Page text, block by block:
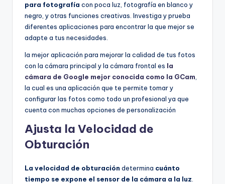
para fotografía con poca luz, fotografía en blanco y
negro, y otras funciones creativas. Investiga y prueba
diferentes aplicaciones para encontrar la que mejor se
adapte a tus necesidades.
la mejor aplicación para mejorar la calidad de tus fotos
con la cámara principal y la cámara frontal es la
cámara de Google mejor conocida como la GCam
la cual es una aplicación que te permite tomar y
configurar las fotos como todo un profesional ya que
cuenta con muchas opciones de personalización
Ajusta la Velocidad de
Obturación
La velocidad de obturación determina cuánto
tiempo se expone el sensor de la cámara a la luz